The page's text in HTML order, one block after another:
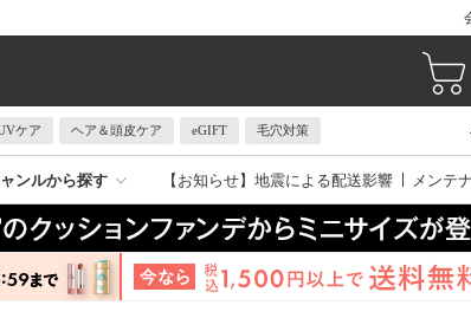
ケア ヘア＆頭皮ケア eGIFT 毛穴対策
ンルから探す 【お知らせ】 地震による配送影響 メンテ